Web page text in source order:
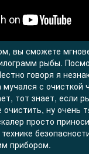
вы сможете
рыбы.
говоря я
с очисткой
тот знает, если
очистить, ну очень
просто
прибором.